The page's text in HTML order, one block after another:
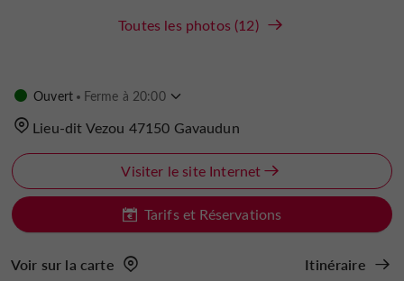
Toutes les photos (12)
Ouvert Ferme à 20:00
Lieu-dit Vezou 47150 Gavaudun
Visiter le site Internet
Tarifs et Réservations
Voir sur la carte Itinéraire